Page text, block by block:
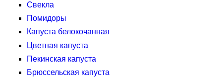
Свекла
Помидоры
Капуста белокочанная
Цветная капуста
Пекинская капуста
Брюссельская капуста